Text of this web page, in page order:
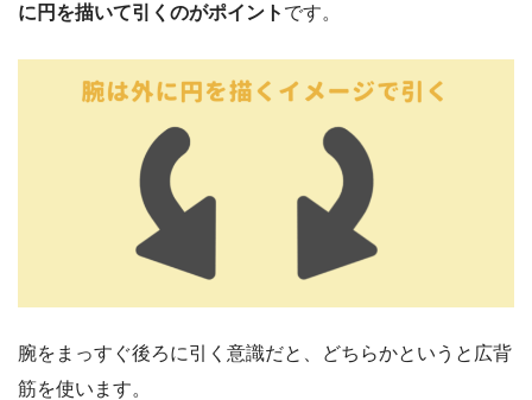
に円を描いて引くのがポイント です。
腕をまっすぐ後ろに引く意識だと、どちらかというと広背
筋を使います。